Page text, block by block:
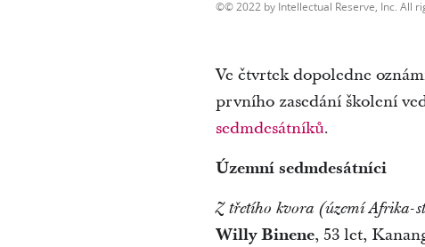
© 2022 by Intellectual Reserve, Inc. All
Ve čtvrtek dopoledne
prvního zasedání školení
sedmdesátníků.
Územní sedmdesátníci
Z třetího kvora (území
Willy Binene, 53 let,